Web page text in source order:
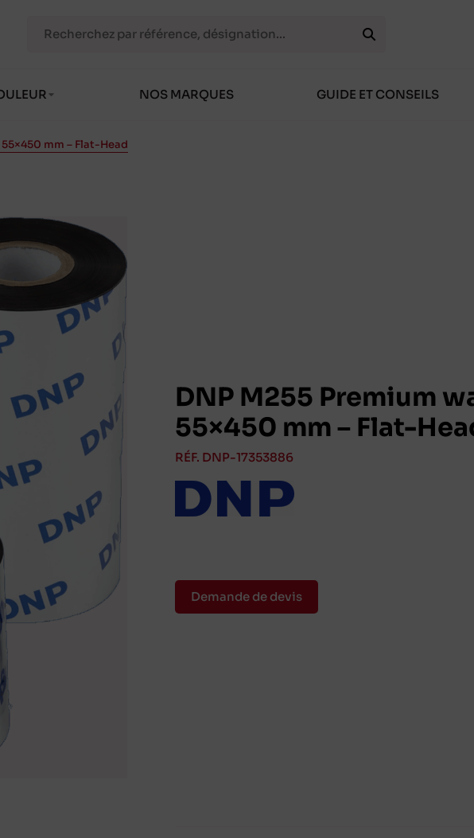
NOS MARQUES GUIDE ET CONSEILS
mm – Flat-Head
DNP M255 Premium
55×450 mm – Flat-
RÉF. DNP-17353886
Demande de devis